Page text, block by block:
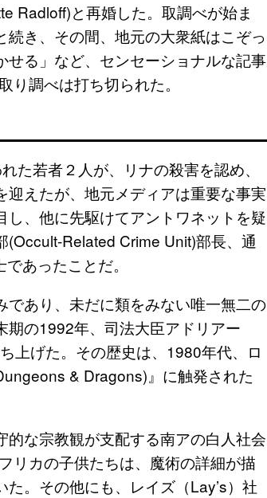
Radloff)と再婚した。取調べが始ま
き、その間、地元の大衆紙はこぞっ
る」など、センセーショナルな記事
調べは打ち切られた。
た若者２人が、リナの殺害を認め、
えたが、地元メディアは重要な事実
、他に先駆けてアントワネットを疑
Related Crime Unit)部長、通
あったことだ。
あり、未だに類をみない唯一無二の
の1992年、司法大臣アドリアー
上げた。その歴史は、1980年代、ロ
& Dragons)』に触発された
な宗教観が支配する南アの白人社会
リカの子供たちは、魔術の詳細が描
。その他にも、レイズ（Lay’s）社